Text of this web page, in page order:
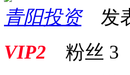
青阳投资发表
VIP2 粉丝 3